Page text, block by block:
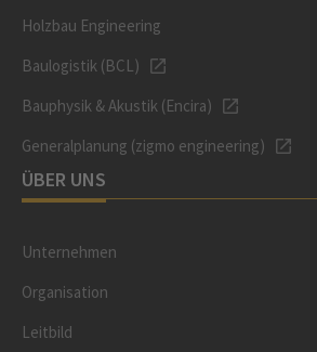
Holzbau Engineering
Baulogistik (BCL)
Bauphysik & Akustik (Encira)
Generalplanung (zigmo engineering)
ÜBER UNS
Unternehmen
Organisation
Leitbild